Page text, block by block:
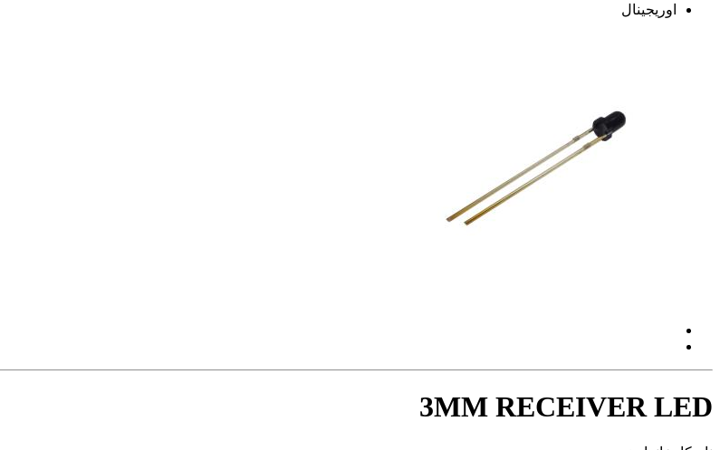
اوریجینال
3MM RECEIVER LED